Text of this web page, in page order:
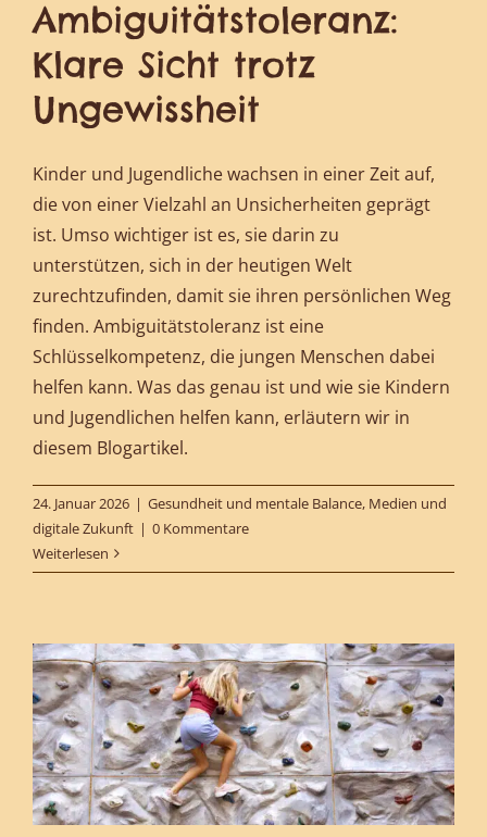
Ambiguitätstoleranz:
Klare Sicht trotz
Ungewissheit
Kinder und Jugendliche wachsen in einer Zeit auf,
die von einer Vielzahl an Unsicherheiten geprägt
ist. Umso wichtiger ist es, sie darin zu
unterstützen, sich in der heutigen Welt
zurechtzufinden, damit sie ihren persönlichen Weg
finden. Ambiguitätstoleranz ist eine
Schlüsselkompetenz, die jungen Menschen dabei
helfen kann. Was das genau ist und wie sie Kindern
und Jugendlichen helfen kann, erläutern wir in
diesem Blogartikel.
24. Januar 2026 | Gesundheit und mentale Balance, Medien und
digitale Zukunft | 0 Kommentare
Weiterlesen